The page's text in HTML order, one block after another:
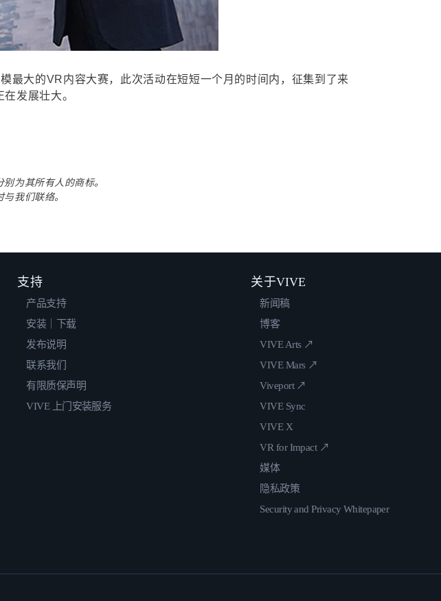
最大的VR内容大赛，此次活动在短短一个月的时间内，征集到了来
发展壮大。
为其所有人的商标。
我们联络。
支持
产品支持
安装｜下载
发布说明
联系我们
有限质保声明
VIVE 上门安装服务
关于VIVE
新闻稿
博客
VIVE Arts ↗
VIVE Mars ↗
Viveport ↗
VIVE Sync
VIVE X
VR for Impact ↗
媒体
隐私政策
Security and Privacy Whitepaper